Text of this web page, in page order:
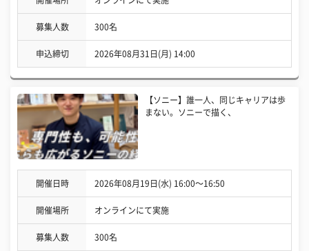
募集人数 300名
申込締切 2026年08月31日(月) 14:00
【ソニー】誰一人、同じキャリアは歩
まない。ソニーで描く、
開催日時 2026年08月19日(水) 16:00〜16:50
開催場所 オンラインにて実施
募集人数 300名